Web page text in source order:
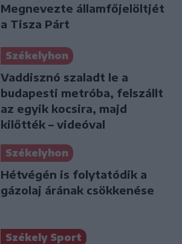
Megnevezte államfőjelöltjét
a Tisza Párt
Székelyhon
Vaddisznó szaladt le a
budapesti metróba, felszállt
az egyik kocsira, majd
kilőtték – videóval
Székelyhon
Hétvégén is folytatódik a
gázolaj árának csökkenése
Székely Sport